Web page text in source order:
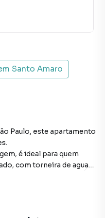
Santo Amaro
Paulo, este apartamento
é ideal para quem
com torneira de agua
proporcionando